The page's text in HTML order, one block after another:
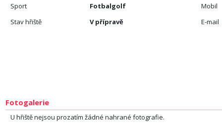
Sport
Fotbalgolf
Stav hřiště
V přípravě
Mobil
E-mail
Fotogalerie
U hřiště nejsou prozatím žádné nahrané fotografie.